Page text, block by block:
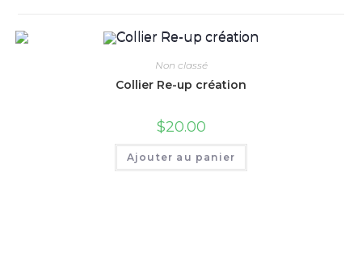
Non classé
Collier Re-up création
$20.00
Ajouter au panier